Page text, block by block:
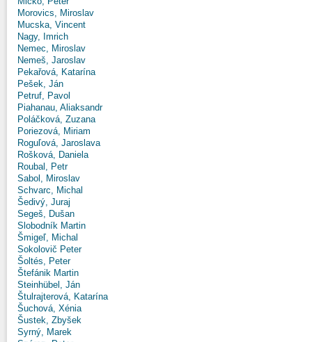
Morovics, Miroslav
Mucska, Vincent
Nagy, Imrich
Nemec, Miroslav
Nemeš, Jaroslav
Pekařová, Katarína
Pešek, Ján
Petruf, Pavol
Piahanau, Aliaksandr
Poláčková, Zuzana
Poriezová, Miriam
Roguľová, Jaroslava
Rošková, Daniela
Roubal, Petr
Sabol, Miroslav
Schvarc, Michal
Šedivý, Juraj
Segeš, Dušan
Slobodník Martin
Šmigeľ, Michal
Sokolovič Peter
Šoltés, Peter
Štefánik Martin
Steinhübel, Ján
Štulrajterová, Katarína
Šuchová, Xénia
Šustek, Zbyšek
Syrný, Marek